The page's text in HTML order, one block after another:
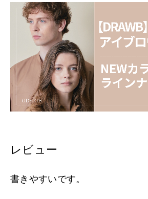
レビュー
書きやすいです。